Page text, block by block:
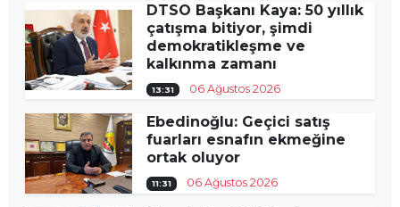
DTSO Başkanı Kaya: 50 yıllık
çatışma bitiyor, şimdi
demokratikleşme ve
kalkınma zamanı
13:31 06 Ağustos 2026
Ebedinoğlu: Geçici satış
fuarları esnafın ekmeğine
ortak oluyor
11:31 06 Ağustos 2026